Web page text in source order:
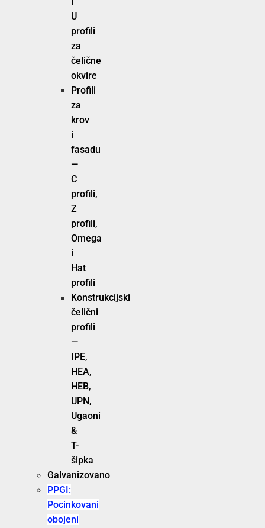
U
profili
za
čelične
okvire
Profili
za
krov
i
fasadu
—
C
profili,
Z
profili,
Omega
i
Hat
profili
Konstrukcijski
čelični
profili
—
IPE,
HEA,
HEB,
UPN,
Ugaoni
&
T-
šipka
Galvanizovano
PPGI:
Pocinkovani
obojeni